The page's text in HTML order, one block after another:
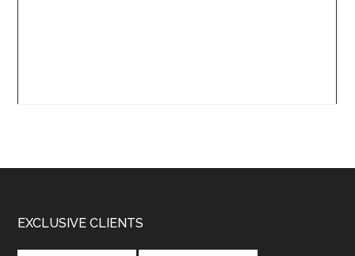
Footer
EXCLUSIVE CLIENTS